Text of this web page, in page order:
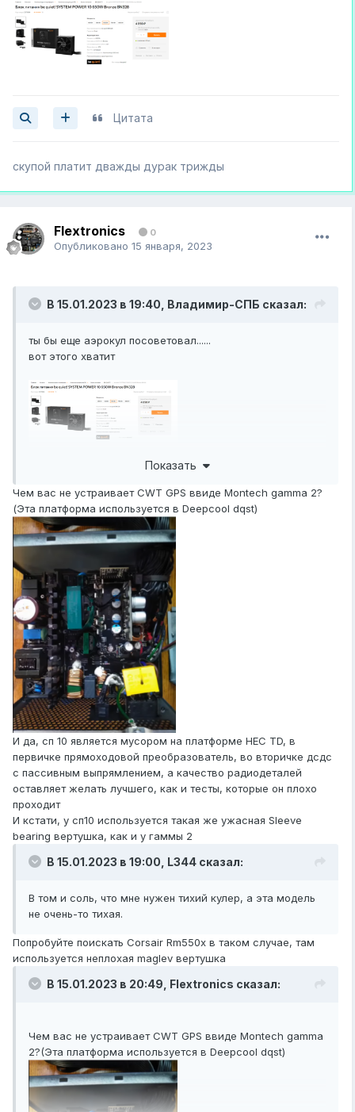
Цитата
скупой платит дважды дурак трижды
Flextronics 0
Опубликовано 15 января, 2023
В 15.01.2023 в 19:40, Владимир-СПБ сказал:
ты бы еще аэрокул посоветовал......
вот этого хватит
Показать
Чем вас не устраивает CWT GPS ввиде Montech gamma 2?
(Эта платформа используется в Deepcool dqst)
И да, сп 10 является мусором на платформе HEC TD, в
первичке прямоходовой преобразователь, во вторичке дсдс
с пассивным выпрямлением, а качество радиодеталей
оставляет желать лучшего, как и тесты, которые он плохо
проходит
И кстати, у сп10 используется такая же ужасная Sleeve
bearing вертушка, как и у гаммы 2
В 15.01.2023 в 19:00, L344 сказал:
В том и соль, что мне нужен тихий кулер, а эта модель
не очень-то тихая.
Попробуйте поискать Corsair Rm550x в таком случае, там
используется неплохая maglev вертушка
В 15.01.2023 в 20:49, Flextronics сказал:
Чем вас не устраивает CWT GPS ввиде Montech gamma
2?(Эта платформа используется в Deepcool dqst)